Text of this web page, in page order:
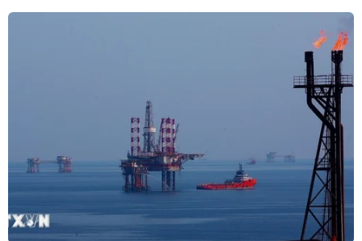
Nạo vét luồng Soài Rạp. (Ảnh: Hoàng Hải/TTXVN)
Trong điều kiện ngân sách eo hẹp, xã hội hóa
nạo vét hệ thống kết cấu hạ tầng hàng hải,
tuyến đường thủy nội địa được đánh giá là một
kênh chiến lược thu hút đầu tư quan trọng. Đây
là một trong những giải pháp hữu hiệu để gỡ